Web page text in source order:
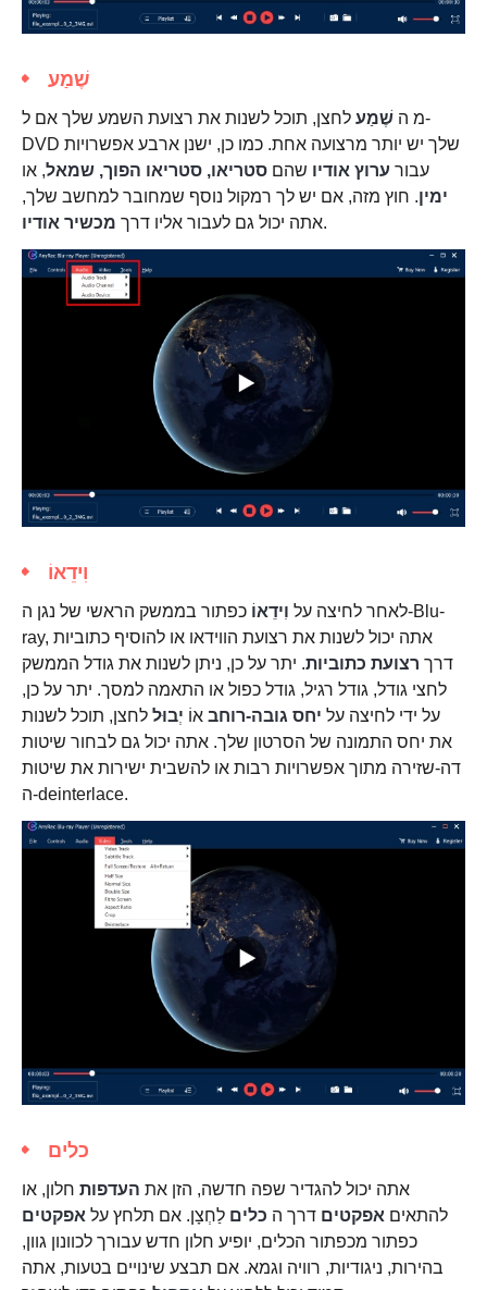
שֶׁמַע
מ ה שֶׁמַע לחצן, תוכל לשנות את רצועת השמע שלך אם ל-
DVD שלך יש יותר מרצועה אחת. כמו כן, ישנן ארבע אפשרויות
עבור ערוץ אודיו שהם סטריאו, סטריאו הפוך, שמאל, או
ימין. חוץ מזה, אם יש לך רמקול נוסף שמחובר למחשב שלך,
אתה יכול גם לעבור אליו דרך מכשיר אודיו .
וִידֵאוֹ
לאחר לחיצה על וִידֵאוֹ כפתור בממשק הראשי של נגן ה-Blu-
ray, אתה יכול לשנות את רצועת הווידאו או להוסיף כתוביות
דרך רצועת כתוביות. יתר על כן, ניתן לשנות את גודל הממשק
לחצי גודל, גודל רגיל, גודל כפול או התאמה למסך. יתר על כן,
על ידי לחיצה על יחס גובה-רוחב אוֹ יְבוּל לחצן, תוכל לשנות
את יחס התמונה של הסרטון שלך. אתה יכול גם לבחור שיטות
דה-שזירה מתוך אפשרויות רבות או להשבית ישירות את שיטות
ה-deinterlace.
כלים
אתה יכול להגדיר שפה חדשה, הזן את העדפות חלון, או
להתאים אפקטים דרך ה כלים לַחְצָן. אם תלחץ על אפקטים
כפתור מכפתור הכלים, יופיע חלון חדש עבורך לכוונון גוון,
בהירות, ניגודיות, רוויה וגמא. אם תבצע שינויים בטעות, אתה